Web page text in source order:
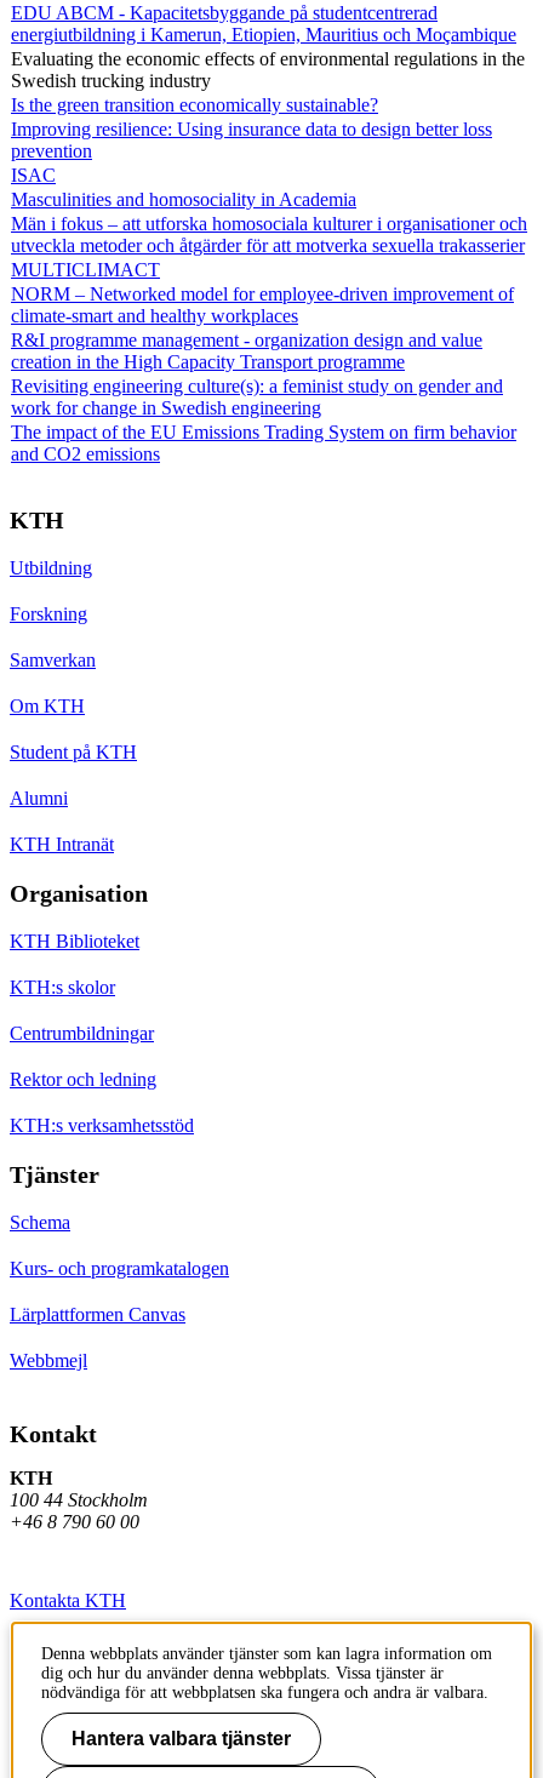
EDU ABCM - Kapacitetsbyggande på studentcentrerad
energiutbildning i Kamerun, Etiopien, Mauritius och Moçambique
Evaluating the economic effects of environmental regulations in the
Swedish trucking industry
Is the green transition economically sustainable?
Improving resilience: Using insurance data to design better loss
prevention
ISAC
Masculinities and homosociality in Academia
Män i fokus – att utforska homosociala kulturer i organisationer och
utveckla metoder och åtgärder för att motverka sexuella trakasserier
MULTICLIMACT
NORM – Networked model for employee-driven improvement of
climate-smart and healthy workplaces
R&I programme management - organization design and value
creation in the High Capacity Transport programme
Revisiting engineering culture(s): a feminist study on gender and
work for change in Swedish engineering
The impact of the EU Emissions Trading System on firm behavior
and CO2 emissions
KTH
Utbildning
Forskning
Samverkan
Om KTH
Student på KTH
Alumni
KTH Intranät
Organisation
KTH Biblioteket
KTH:s skolor
Centrumbildningar
Rektor och ledning
KTH:s verksamhetsstöd
Tjänster
Schema
Kurs- och programkatalogen
Lärplattformen Canvas
Webbmejl
Kontakt
KTH
100 44 Stockholm
+46 8 790 60 00
Kontakta KTH
Jobba på KTH
Press och media
Faktura och betalning KTH
Denna webbplats använder tjänster som kan lagra information om
dig och hur du använder denna webbplats. Vissa tjänster är
nödvändiga för att webbplatsen ska fungera och andra är valbara.
Hantera valbara tjänster